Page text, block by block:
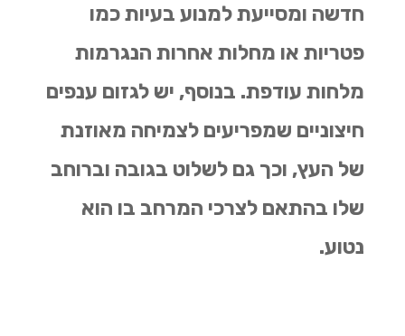
חדשה ומסייעת למנוע בעיות כמו
פטריות או מחלות אחרות הנגרמות
מלחות עודפת. בנוסף, יש לגזום ענפים
חיצוניים שמפריעים לצמיחה מאוזנת
של העץ, וכך גם לשלוט בגובה וברוחב
שלו בהתאם לצרכי המרחב בו הוא
נטוע.